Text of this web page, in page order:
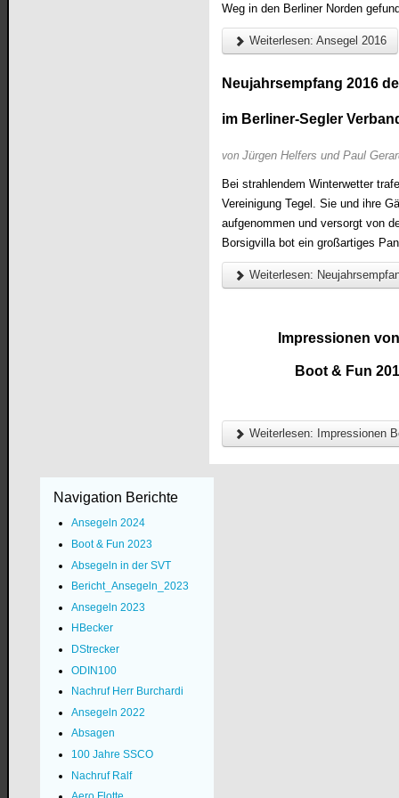
Weg in den Berliner Norden
Weiterlesen: Ansegel 2016
Neujahrsempfang 2016
im Berliner-Segler
vonJürgen Helfers undPaul
Bei strahlendem Winterwetter
Vereinigung Tegel. Sie und ihre
aufgenommen und versorgt von
Borsigvilla bot ein großartiges
Weiterlesen:
Impressionen
Boot & Fun
Weiterlesen: Impressionen
Navigation Berichte
Ansegeln 2024
Boot & Fun 2023
Absegeln in der SVT
Bericht_Ansegeln_2023
Ansegeln 2023
HBecker
DStrecker
ODIN100
Nachruf Herr Burchardi
Ansegeln 2022
Absagen
100 Jahre SSCO
Nachruf Ralf